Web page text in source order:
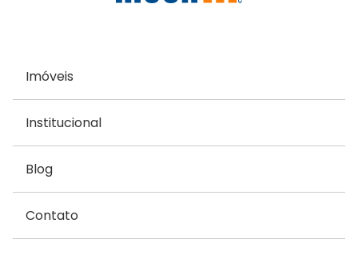
Imóveis
Institucional
Blog
Contato